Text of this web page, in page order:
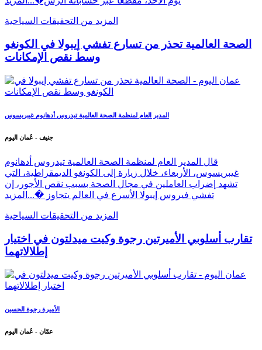
المزيد من التحقيقات السياحية
الصحة العالمية تحذر من تسارع تفشي إيبولا في الكونغو
وسط نقص الإمكانات
المدير العام لمنظمة الصحة العالمية تيدروس أدهانوم غيبريسوس
جنيف - عُمان اليوم
قال المدير العام لمنظمة الصحة العالمية تيدروس أدهانوم
غيبريسوس، الأربعاء، خلال زيارة إلى الكونغو الديمقراطية، التي
تشهد إضراب العاملين في مجال الصحة بسبب نقص الأجور، إن
تفشي فيروس إيبولا الأسرع في العالم يتجاوز �... المزيد
المزيد من التحقيقات السياحية
تقارب أسلوبي الأميرتين رجوة وكيت ميدلتون في اختيار
إطلالاتهما
الأميرة رجوة الحسين
عمّان - عُمان اليوم